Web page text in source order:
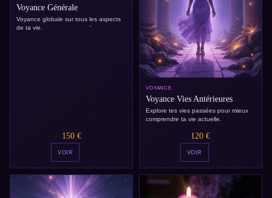
Voyance Générale
Voyance globale sur tous les aspects
de ta vie.
150 €
VOIR
VOYANCE
Voyance Vies Antérieures
Explore tes vies passées pour mieux
comprendre ta vie actuelle.
120 €
VOIR